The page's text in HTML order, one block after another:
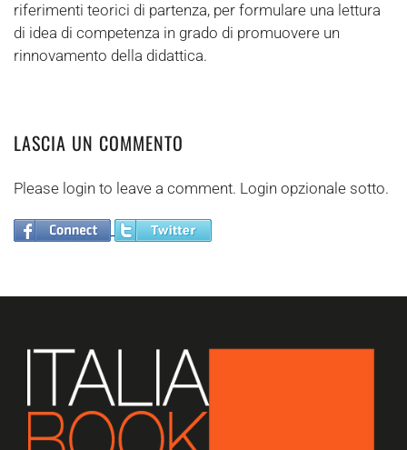
riferimenti teorici di partenza, per formulare una lettura
di idea di competenza in grado di promuovere un
rinnovamento della didattica.
LASCIA UN COMMENTO
Please login to leave a comment. Login opzionale sotto.